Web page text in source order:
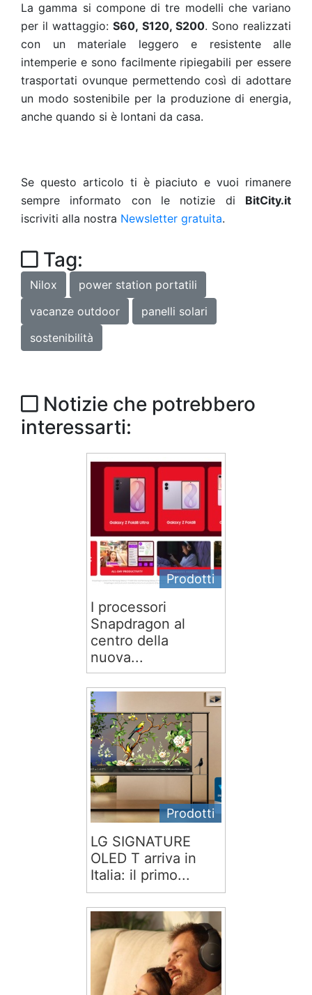
La gamma si compone di tre modelli che variano
per il wattaggio:S60, S120, S200. Sono realizzati
con un materiale leggero e resistente alle
intemperie e sono facilmente ripiegabili per essere
trasportati ovunque permettendo così di adottare
un modo sostenibile per la produzione di energia,
anche quando si è lontani da casa.
Se questo articolo ti è piaciuto e vuoi rimanere
sempre informato con le notizie di BitCity.it
iscriviti alla nostra Newsletter gratuita.
Tag:
Nilox
power station portatili
vacanze outdoor
panelli solari
sostenibilità
Notizie che potrebbero
interessarti:
Prodotti
I processori
Snapdragon al
centro della
nuova...
Prodotti
LG SIGNATURE
OLED T arriva in
Italia: il primo...